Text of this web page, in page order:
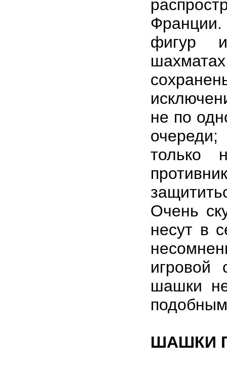
фигур
не по
только
Очень
несут в
игровой
шашки
ШАШКИ